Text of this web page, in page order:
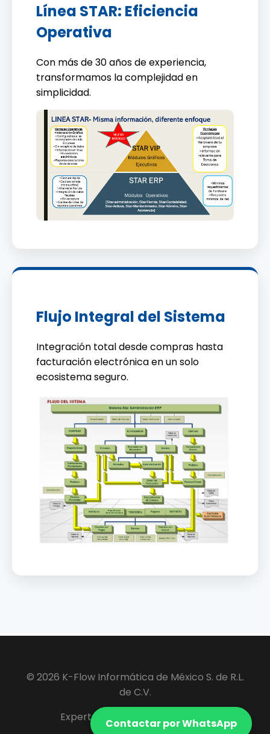
Línea STAR: Eficiencia
Operativa
Con más de 30 años de experiencia,
transformamos la complejidad en
simplicidad.
Flujo Integral del Sistema
Integración total desde compras hasta
facturación electrónica en un solo
ecosistema seguro.
Contactar por WhatsApp
© 2026 K-Flow Informática de México S. de R.L.
de C.V.
Expertos en Software ERP y VIP.